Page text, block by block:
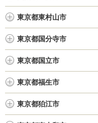
東京都東村山市
東京都国分寺市
東京都国立市
東京都福生市
東京都狛江市